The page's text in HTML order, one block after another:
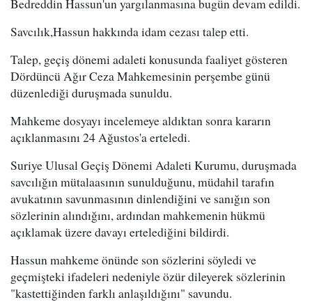
Bedreddin Hassun'un yargılanmasına bugün devam edildi.
Savcılık,Hassun hakkında idam cezası talep etti.
Talep, geçiş dönemi adaleti konusunda faaliyet gösteren
Dördüncü Ağır Ceza Mahkemesinin perşembe günü
düzenlediği duruşmada sunuldu.
Mahkeme dosyayı incelemeye aldıktan sonra kararın
açıklanmasını 24 Ağustos'a erteledi.
Suriye Ulusal Geçiş Dönemi Adaleti Kurumu, duruşmada
savcılığın mütalaasının sunulduğunu, müdahil tarafın
avukatının savunmasının dinlendiğini ve sanığın son
sözlerinin alındığını, ardından mahkemenin hükmü
açıklamak üzere davayı ertelediğini bildirdi.
Hassun mahkeme önünde son sözlerini söyledi ve
geçmişteki ifadeleri nedeniyle özür dileyerek sözlerinin
"kastettiğinden farklı anlaşıldığını" savundu.